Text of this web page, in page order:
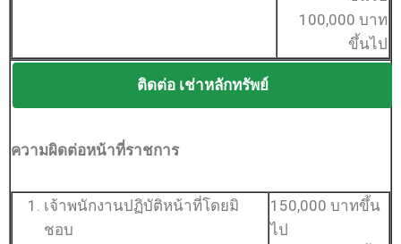
100,000 บาท
ขึ้นไป
ติดต่อ เช่าหลักทรัพย์
ความผิดต่อหน้าที่ราชการ
เจ้าพนักงานปฏิบัติหน้าที่โดยมิ
ชอบ
150,000 บาทขึ้น
ไป